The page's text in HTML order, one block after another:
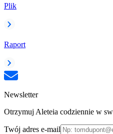
Plik
Raport
Newsletter
Otrzymuj Aleteia codziennie w
Twój adres e-mail